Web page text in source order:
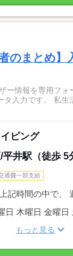
のまとめ
タ入力です。 私
ピング
井駅（徒歩 5
通費一部支給
記時間の中で、
日 木曜日 金曜日
もっと見る